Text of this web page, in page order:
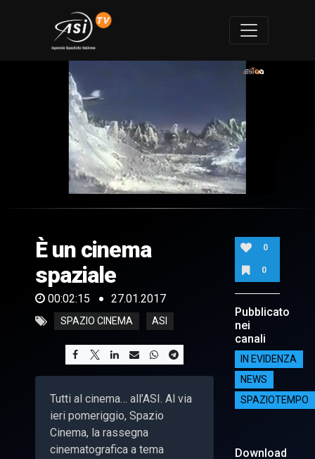
of
15
seconds
È un cinema
spaziale
00:02:15 27.01.2017
SPAZIO CINEMA ASI
Tutti al cinema… all’ASI. Al via
ieri pomeriggio, Spazio
Cinema, la rassegna
cinematografica a tema
0
0
Pubblicato
nei
canali
IN EVIDENZA
NEWS
SPAZIOTEMPO
Download